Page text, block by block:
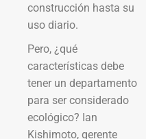
construcción hasta su
uso diario.
Pero, ¿qué
características debe
tener un departamento
para ser considerado
ecológico? Ian
Kishimoto, gerente